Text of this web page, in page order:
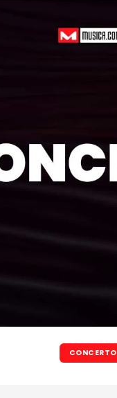
CONCERTO